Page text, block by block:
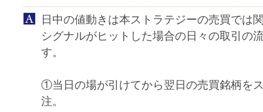
日中の値動きは本ストラテジーの売買では
シグナルがヒットした場合の日々の取引の
す。
①当日の場が引けてから翌日の売買銘柄
注。